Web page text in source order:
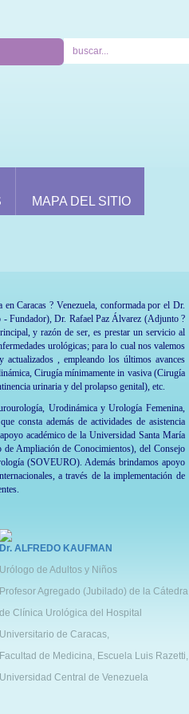
MAPA DEL SITIO
en Caracas ? Venezuela, conformada por el Dr.
Fundador), Dr. Rafael Paz Álvarez (Adjunto ?
y razón de ser, es prestar un servicio al
urológicas; para lo cual nos valemos
actualizados , empleando los últimos avances
Cirugía mínimamente in vasiva (Cirugía
urinaria y del prolapso genital), etc.
Urodinámica y Urología Femenina,
consta además de actividades de asistencia
académico de la Universidad Santa María
Ampliación de Conocimientos), del Consejo
(SOVEURO). Además brindamos apoyo
a través de la implementación de
Dr. ALFREDO KAUFMAN
Urólogo de Adultos y Niños
Profesor Agregado (Jubilado) de la Cátedra
de Clínica Urológica del Hospital
Universitario de Caracas,
Facultad de Medicina, Escuela Luis Razetti,
Universidad Central de Venezuela